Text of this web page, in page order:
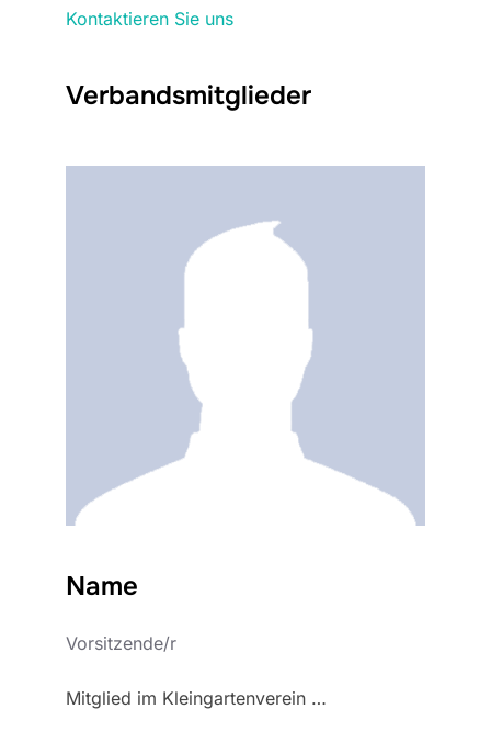
Kontaktieren Sie uns
Verbandsmitglieder
Name
Vorsitzende/r
Mitglied im Kleingartenverein …